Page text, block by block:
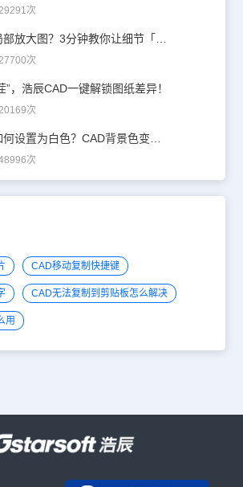
次
怎么画CAD局部放大图？3分钟教你让细节「说话」！
次
”，浩辰CAD一键解锁图纸差异！
次
CAD背景色如何设置为白色？CAD背景色变白实操指南
次
CAD移动复制快捷键
CAD无法复制到剪贴板怎么解决
用